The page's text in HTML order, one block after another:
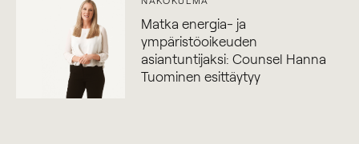
Matka energia- ja
ympäristöoikeuden
asiantuntijaksi: Counsel Hanna
Tuominen esittäytyy